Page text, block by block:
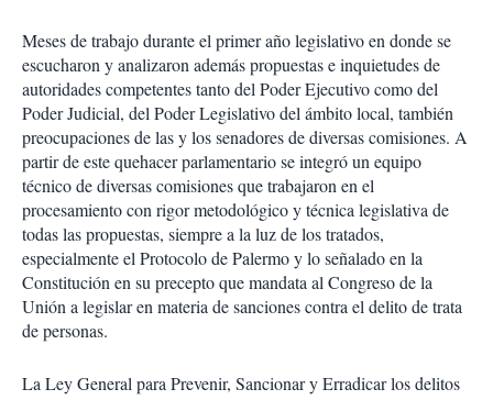
Meses de trabajo durante el primer año legislativo en donde se
escucharon y analizaron además propuestas e inquietudes de
autoridades competentes tanto del Poder Ejecutivo como del
Poder Judicial, del Poder Legislativo del ámbito local, también
preocupaciones de las y los senadores de diversas comisiones. A
partir de este quehacer parlamentario se integró un equipo
técnico de diversas comisiones que trabajaron en el
procesamiento con rigor metodológico y técnica legislativa de
todas las propuestas, siempre a la luz de los tratados,
especialmente el Protocolo de Palermo y lo señalado en la
Constitución en su precepto que mandata al Congreso de la
Unión a legislar en materia de sanciones contra el delito de trata
de personas.
La Ley General para Prevenir, Sancionar y Erradicar los delitos